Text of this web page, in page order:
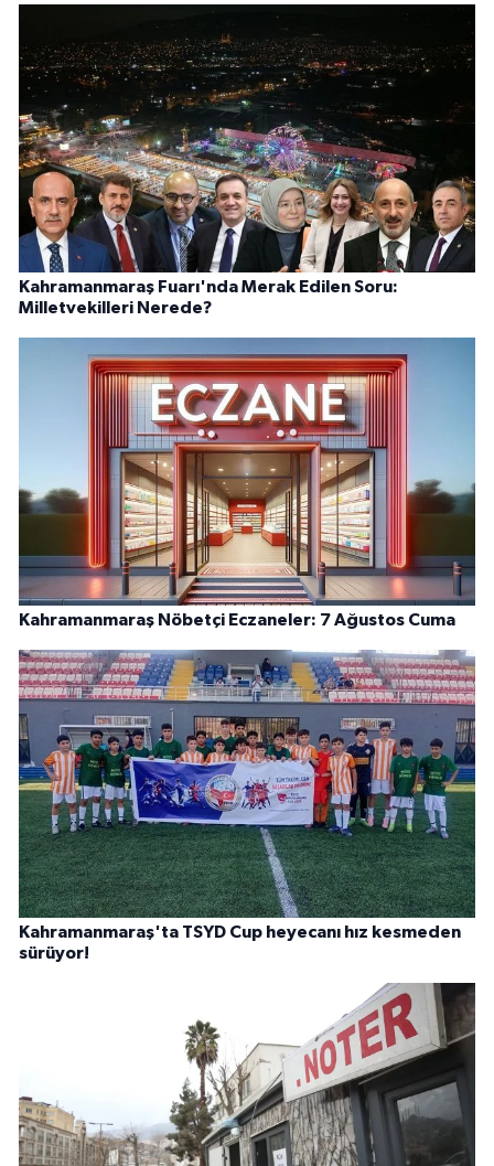
Kahramanmaraş Fuarı'nda Merak Edilen Soru:
Milletvekilleri Nerede?
Kahramanmaraş Nöbetçi Eczaneler: 7 Ağustos Cuma
Kahramanmaraş'ta TSYD Cup heyecanı hız kesmeden
sürüyor!